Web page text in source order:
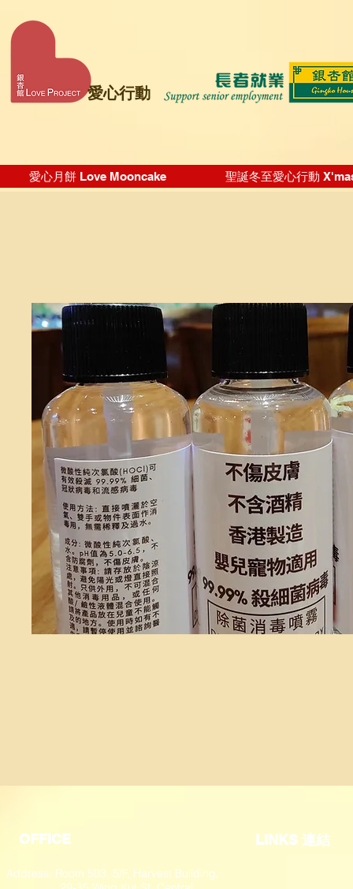
愛心行動
愛心月餅 Love Mooncake 聖誕冬至愛心行動
OFFICE
Address: Room 503, 5/F, Harvest Building,
​LINKS 連結